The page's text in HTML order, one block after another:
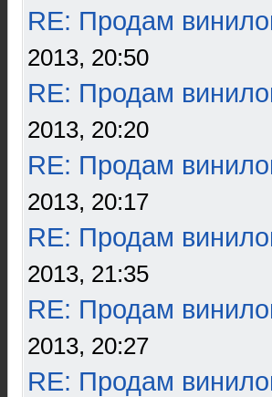
RE: Продам
2013, 20:50
RE: Продам
2013, 20:20
RE: Продам
2013, 20:17
RE: Продам
2013, 21:35
RE: Продам
2013, 20:27
RE: Продам